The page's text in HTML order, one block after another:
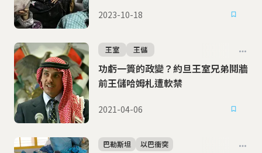
2023-10-18
功虧一簣的政變？約旦王室兄弟鬩牆
前王儲哈姆札遭軟禁
王室 王儲
2021-04-06
巴勒斯坦 以巴衝突